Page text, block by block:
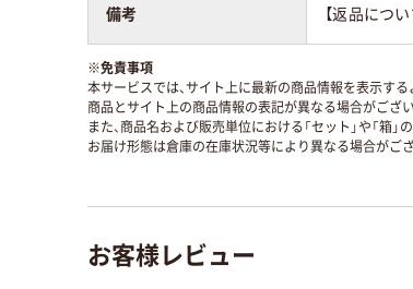
備考 【返品につ
※免責事項
本サービスでは、サイト上に最新の商品情報を表示する
商品とサイト上の商品情報の表記が異なる場合がござ
また、商品名および販売単位における「セット」や「箱
お届け形態は倉庫の在庫状況等により異なる場合がご
お客様レビュー